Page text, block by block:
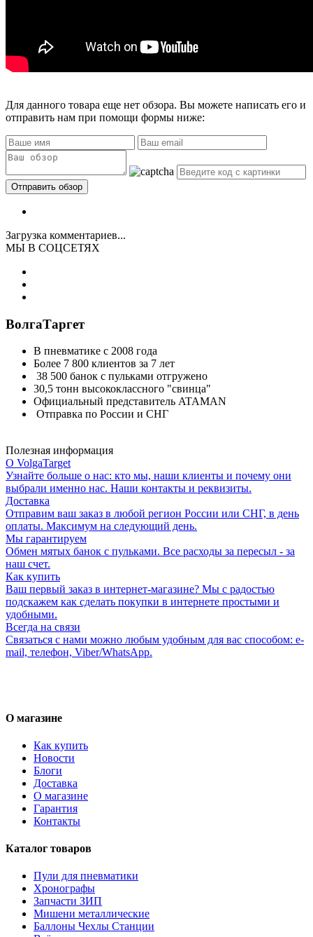
Для данного товара еще нет обзора. Вы можете написать его и
отправить нам при помощи формы ниже:
Загрузка комментариев...
МЫ В СОЦСЕТЯХ
ВолгаТаргет
В пневматике с 2008 года
Более 7 800 клиентов за 7 лет
38 500 банок с пульками отгружено
30,5 тонн высококлассного "свинца"
Официальный представитель ATAMAN
Отправка по России и СНГ
Полезная информация
О VolgaTarget
Узнайте больше о нас: кто мы, наши клиенты и почему они
выбрали именно нас. Наши контакты и реквизиты.
Доставка
Отправим ваш заказ в любой регион России или СНГ, в день
оплаты. Максимум на следующий день.
Мы гарантируем
Обмен мятых банок с пульками. Все расходы за пересыл - за
наш счет.
Как купить
Ваш первый заказ в интернет-магазине? Мы с радостью
подскажем как сделать покупки в интернете простыми и
удобными.
Всегда на связи
Связаться с нами можно любым удобным для вас способом: e-
mail, телефон, Viber/WhatsApp.
О магазине
Как купить
Новости
Блоги
Доставка
О магазине
Гарантия
Контакты
Каталог товаров
Пули для пневматики
Хронографы
Запчасти ЗИП
Мишени металлические
Баллоны Чехлы Станции